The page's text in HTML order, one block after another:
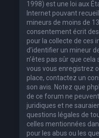
1998) est une loi aux
Internet pouvant
mineurs de moins de
consentement écrit
pour la collecte de
d’identifier un mineur
n’êtes pas sûr que cela
vous vous enregistrez
place, contactez un
son avis. Notez que
de ce forum ne
juridiques et ne
questions légales de
celles mentionnées
pour les abus ou les